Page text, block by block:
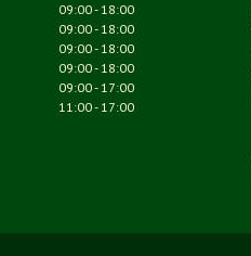
09:00 - 18:00
09:00 - 18:00
09:00 - 18:00
09:00 - 18:00
09:00 - 17:00
11:00 - 17:00